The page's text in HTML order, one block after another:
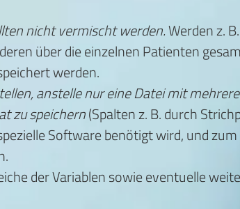
nicht vermischt werden.Werden z.
über die einzelnen Patienten
werden.
anstelle nur eine Datei mit
zu speichern(Spalten z. B. durch
Software benötigt wird, und
der Variablen sowie eventuelle